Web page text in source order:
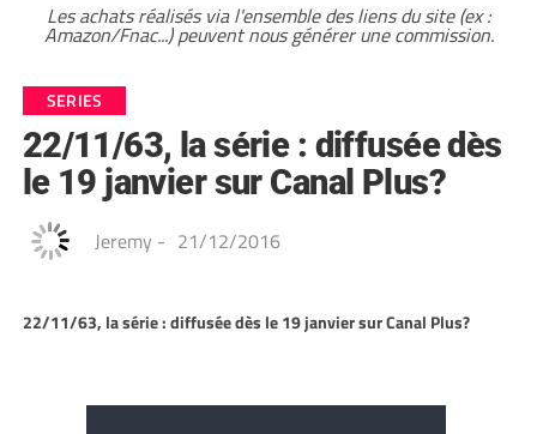
Les achats réalisés via l'ensemble des liens du site (ex :
Amazon/Fnac...) peuvent nous générer une commission.
SERIES
22/11/63, la série : diffusée dès
le 19 janvier sur Canal Plus?
Jeremy - 21/12/2016
22/11/63, la série : diffusée dès le 19 janvier sur Canal Plus?